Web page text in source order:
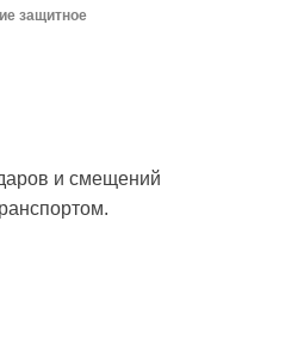
защитное
и смещений